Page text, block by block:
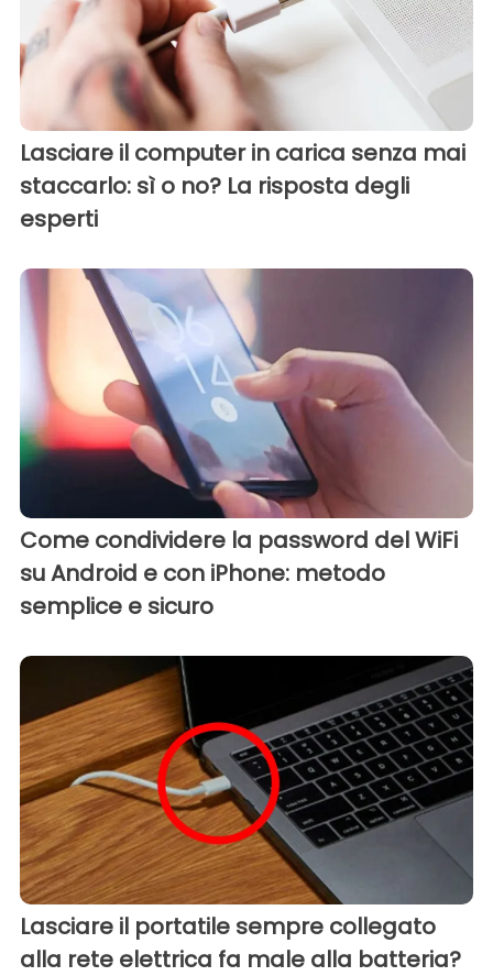
Lasciare il computer in carica senza mai
staccarlo: sì o no? La risposta degli
esperti
Come condividere la password del WiFi
su Android e con iPhone: metodo
semplice e sicuro
Lasciare il portatile sempre collegato
alla rete elettrica fa male alla batteria?